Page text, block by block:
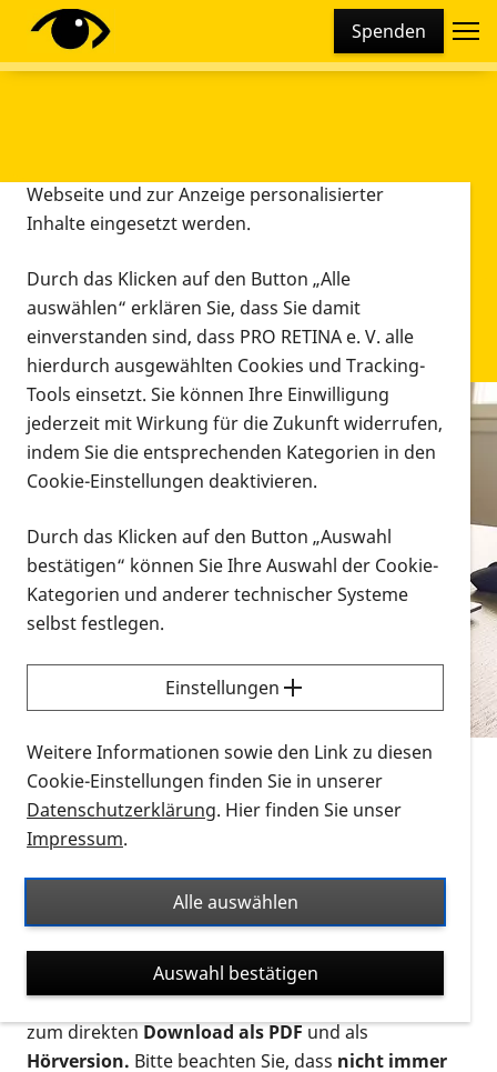
Spenden
Infomaterial
Infomaterial
Vorlesen
Alle Infomaterialien in verschiedenen
Formaten an einem Ort
Sie möchten wissen, wie Sie nach Infonmaterial
suchen und dieses bestellen bzw. herunterladen
können? Schauen Sie sich dieErklärvideos zum
Thema Infomaterial auf der PRO RETINA-Website
für blinde und sehbehinderte Menschen an.
Auf dieser Seite finden Sie sämtliches Infomaterial
Ort. Nutzen Sie den Formatfilter, um ausschließlich
nach Flyern und Broschüren, Audios oder Videos zu
suchen. Die meisten Flyer und Broschüren werden in
verschiedenen Formaten angeboten: zur
postalischen Bestellung als gedruckte Variante
zum direktenDownload als PDFund als
Hörversion. Bitte beachten Sie, dass nicht immer
Diese Webseite setzt verschiedene Cookies und
Tracking-Tools ein. Dies beinhaltet Cookies und
Webseite und zur Anzeige personalisierter
Inhalte eingesetzt werden.
Durch das Klicken auf den Button „Alle
auswählen“ erklären Sie, dass Sie damit
einverstanden sind, dass PRO RETINA e. V. alle
hierdurch ausgewählten Cookies und Tracking-
Tools einsetzt. Sie können Ihre Einwilligung
jederzeit mit Wirkung für die Zukunft widerrufen,
indem Sie die entsprechenden Kategorien in den
Cookie-Einstellungen deaktivieren.
Durch das Klicken auf den Button „Auswahl
bestätigen“ können Sie Ihre Auswahl der Cookie-
Kategorien und anderer technischer Systeme
selbst festlegen.
Einstellungen
Weitere Informationen sowie den Link zu diesen
Cookie-Einstellungen finden Sie in unserer
Datenschutzerklärung. Hier finden Sie unser
Impressum.
Alle auswählen
Auswahl bestätigen